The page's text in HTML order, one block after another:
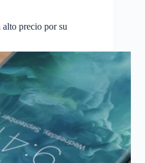
precio por su